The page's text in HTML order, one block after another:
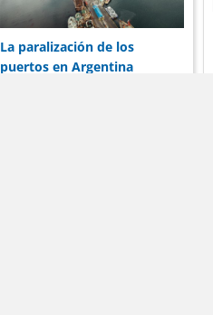
La paralización de los
puertos en Argentina